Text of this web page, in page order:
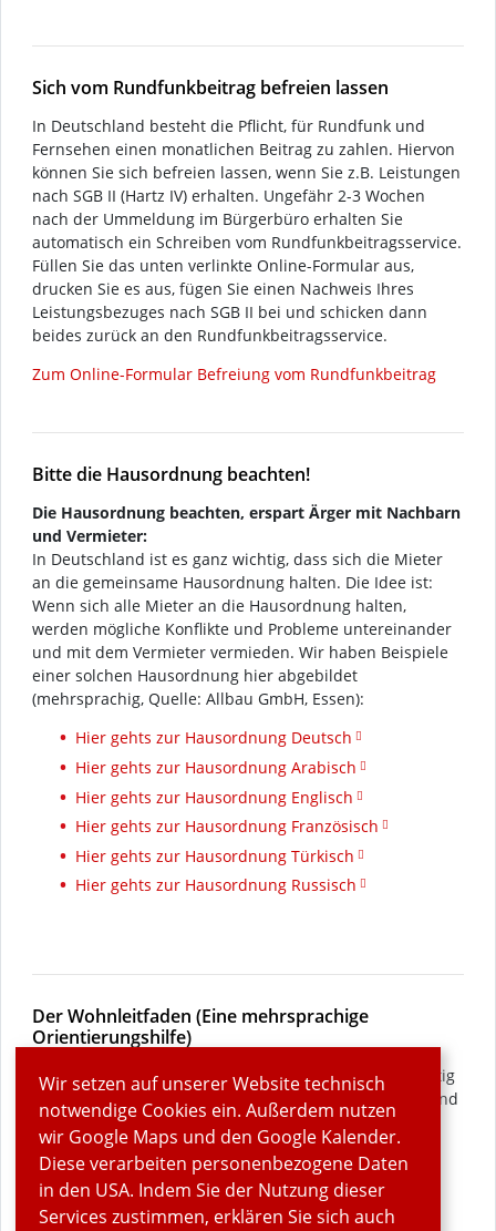
Sich vom Rundfunkbeitrag befreien lassen
In Deutschland besteht die Pflicht, für Rundfunk und
Fernsehen einen monatlichen Beitrag zu zahlen. Hiervon
können Sie sich befreien lassen, wenn Sie z.B. Leistungen
nach SGB II (Hartz IV) erhalten. Ungefähr 2-3 Wochen
nach der Ummeldung im Bürgerbüro erhalten Sie
automatisch ein Schreiben vom Rundfunkbeitragsservice.
Füllen Sie das unten verlinkte Online-Formular aus,
drucken Sie es aus, fügen Sie einen Nachweis Ihres
Leistungsbezuges nach SGB II bei und schicken dann
beides zurück an den Rundfunkbeitragsservice.
Zum Online-Formular Befreiung vom Rundfunkbeitrag
Bitte die Hausordnung beachten!
Die Hausordnung beachten, erspart Ärger mit Nachbarn
und Vermieter:
In Deutschland ist es ganz wichtig, dass sich die Mieter
an die gemeinsame Hausordnung halten. Die Idee ist:
Wenn sich alle Mieter an die Hausordnung halten,
werden mögliche Konflikte und Probleme untereinander
und mit dem Vermieter vermieden. Wir haben Beispiele
einer solchen Hausordnung hier abgebildet
(mehrsprachig, Quelle: Allbau GmbH, Essen):
Hier gehts zur Hausordnung Deutsch
Hier gehts zur Hausordnung Arabisch
Hier gehts zur Hausordnung Englisch
Hier gehts zur Hausordnung Französisch
Hier gehts zur Hausordnung Türkisch
Hier gehts zur Hausordnung Russisch
Der Wohnleitfaden (Eine mehrsprachige
Orientierungshilfe)
Zum Thema Wohnen gehören auch Dinge wie z.B. richtig
waschen und trocknen, kochen und grillen, Ordnung und
Sicherheit, Ruhezeiten usw. Ein mehrsprachiger
Wohnleitfaden des BBU Verband Berlin-
Brandenburgischer Wohnungsunternehmen e.V. hilft
Geflüchteten, sich hierbei zurechtzufinden.
Wir setzen auf unserer Website technisch
notwendige Cookies ein. Außerdem nutzen
wir Google Maps und den Google Kalender.
Diese verarbeiten personenbezogene Daten
in den USA. Indem Sie der Nutzung dieser
Services zustimmen, erklären Sie sich auch